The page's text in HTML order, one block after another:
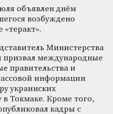
объявлен днём
возбуждено
«теракт».
Министерства
призвал международные
правительства и
информации
украинских
Токмаке. Кроме того,
кадры с